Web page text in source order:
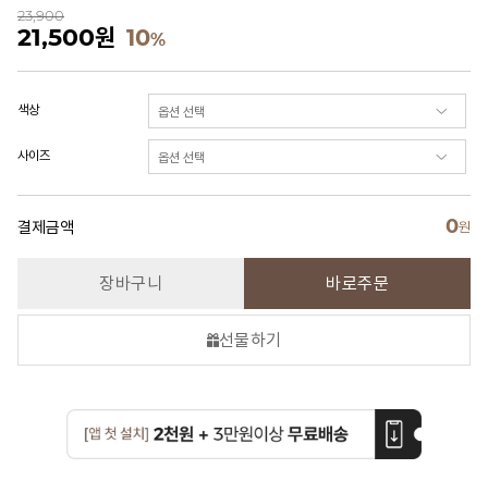
23,900
21,500원 10%
색상
사이즈
결제금액 0원
장바구니 바로주문
선물하기